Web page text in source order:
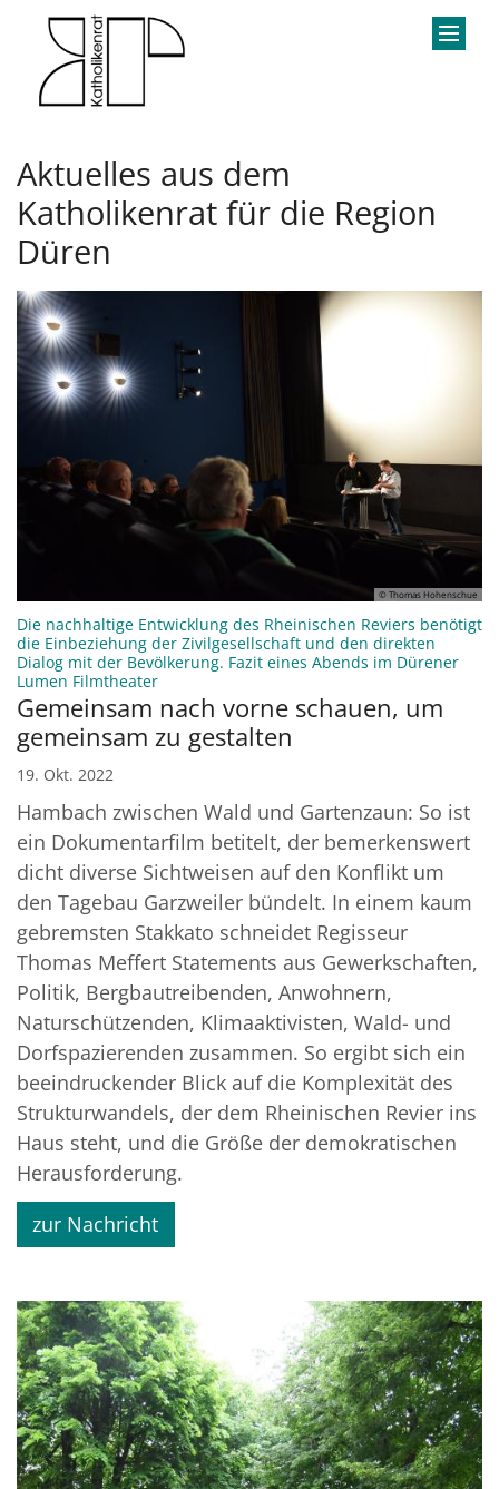
Zum Inhalt springen
Aktuelles aus dem
Katholikenrat für die Region
Düren
© Thomas Hohenschue
Die nachhaltige Entwicklung des Rheinischen Reviers benötigt
die Einbeziehung der Zivilgesellschaft und den direkten
Dialog mit der Bevölkerung. Fazit eines Abends im Dürener
Lumen Filmtheater:
Gemeinsam nach vorne schauen, um
gemeinsam zu gestalten
19. Okt. 2022
Hambach zwischen Wald und Gartenzaun: So ist
ein Dokumentarfilm betitelt, der bemerkenswert
dicht diverse Sichtweisen auf den Konflikt um
den Tagebau Garzweiler bündelt. In einem kaum
gebremsten Stakkato schneidet Regisseur
Thomas Meffert Statements aus Gewerkschaften,
Politik, Bergbautreibenden, Anwohnern,
Naturschützenden, Klimaaktivisten, Wald- und
Dorfspazierenden zusammen. So ergibt sich ein
beeindruckender Blick auf die Komplexität des
Strukturwandels, der dem Rheinischen Revier ins
Haus steht, und die Größe der demokratischen
Herausforderung.
zur Nachricht